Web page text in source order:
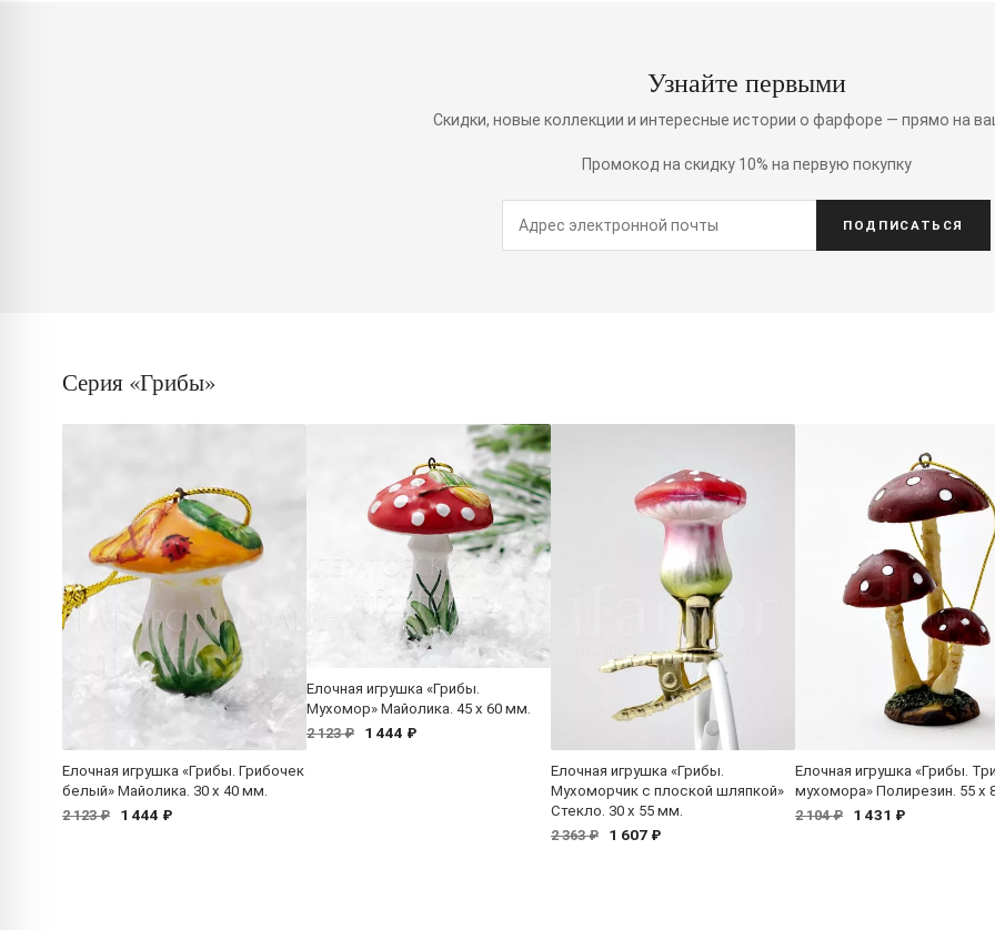
Узнайте первыми
Скидки, новые коллекции и интересные истории о фарфоре — прямо на
Промокод на скидку 10% на первую покупку
ПОДПИСАТЬСЯ
Серия «Грибы»
Елочная игрушка «Грибы. Грибочек
белый» Майолика. 30 x 40 мм.
2 123 ₽
1 444 ₽
Елочная игрушка «Грибы.
Мухомор» Майолика. 45 x 60 мм.
2 123 ₽
1 444 ₽
Елочная игрушка «Грибы.
Мухоморчик с плоской шляпкой»
Стекло. 30 x 55 мм.
2 363 ₽
1 607 ₽
Елочная игрушка «Грибы. Три
мухомора» Полирезин. 55 x
2 104 ₽
1 431 ₽